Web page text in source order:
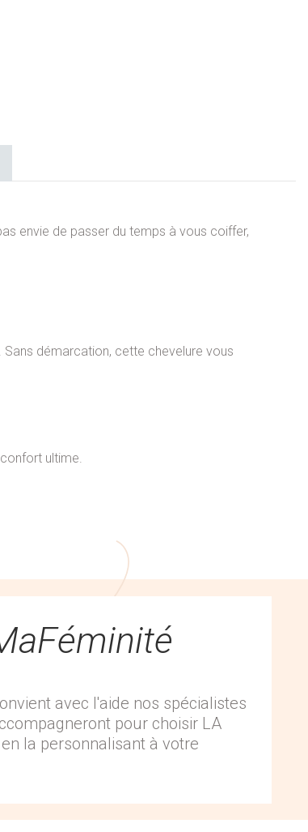
envie de passer du temps à vous coiffer,
démarcation, cette chevelure vous
ultime.
avec l'aide nos spécialistes
pour choisir LA
la personnalisant à votre